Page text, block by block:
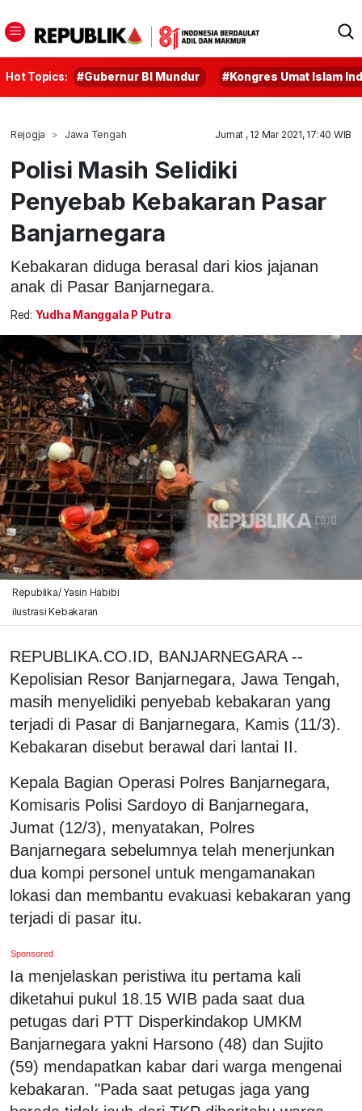
Hot Topics: #Gubernur BI Mundur #Kongres Umat Islam
Rejogja Jawa Tengah Jumat , 12 Mar 2021, 17:40 WIB
Polisi Masih Selidiki
Penyebab Kebakaran Pasar
Banjarnegara
Kebakaran diduga berasal dari kios jajanan
anak di Pasar Banjarnegara.
Red: Yudha Manggala P Putra
Republika/ Yasin Habibi
ilustrasi Kebakaran
REPUBLIKA.CO.ID, BANJARNEGARA --
Kepolisian Resor Banjarnegara, Jawa Tengah,
masih menyelidiki penyebab kebakaran yang
terjadi di Pasar di Banjarnegara, Kamis (11/3).
Kebakaran disebut berawal dari lantai II.
Kepala Bagian Operasi Polres Banjarnegara,
Komisaris Polisi Sardoyo di Banjarnegara,
Jumat (12/3), menyatakan, Polres
Banjarnegara sebelumnya telah menerjunkan
dua kompi personel untuk mengamanakan
lokasi dan membantu evakuasi kebakaran yang
terjadi di pasar itu.
Sponsored
Ia menjelaskan peristiwa itu pertama kali
diketahui pukul 18.15 WIB pada saat dua
petugas dari PTT Disperkindakop UMKM
Banjarnegara yakni Harsono (48) dan Sujito
(59) mendapatkan kabar dari warga mengenai
kebakaran. "Pada saat petugas jaga yang